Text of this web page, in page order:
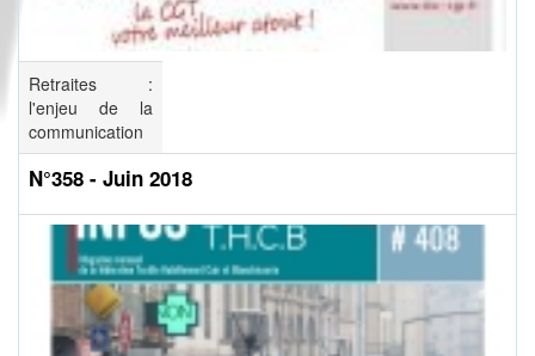
Retraites :
l'enjeu de la
communication
N°358 - Juin 2018